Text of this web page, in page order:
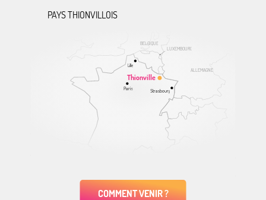
ALLEMAGNE
BELGIQUE
LUXEMBOURG
Thionville
Lille
Paris Strasbourg
PAYS THIONVILLOIS
COMMENT VENIR ?